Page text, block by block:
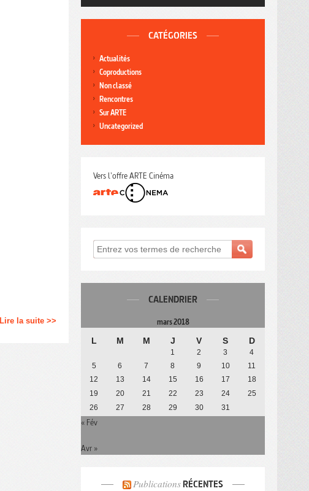
Lire la suite >>
CATÉGORIES
Actualités
Coproductions
Non classé
Rencontres
Sur ARTE
Uncategorized
Vers l'offre ARTE Cinéma
CALENDRIER
mars 2018
L M M J V S D
1 2 3
4
5
6 7 8 9 10
11
12
13 14 15 16 17
18
19
20 21 22 23 24
25
26
27 28 29 30 31
« Fév
Avr »
Publications RÉCENTES